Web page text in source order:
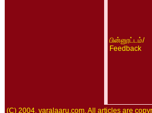
பின்னூட்டம்/
Feedback
(C) 2004, varalaaru.com. All articles are